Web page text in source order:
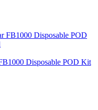
Disposable POD Kit